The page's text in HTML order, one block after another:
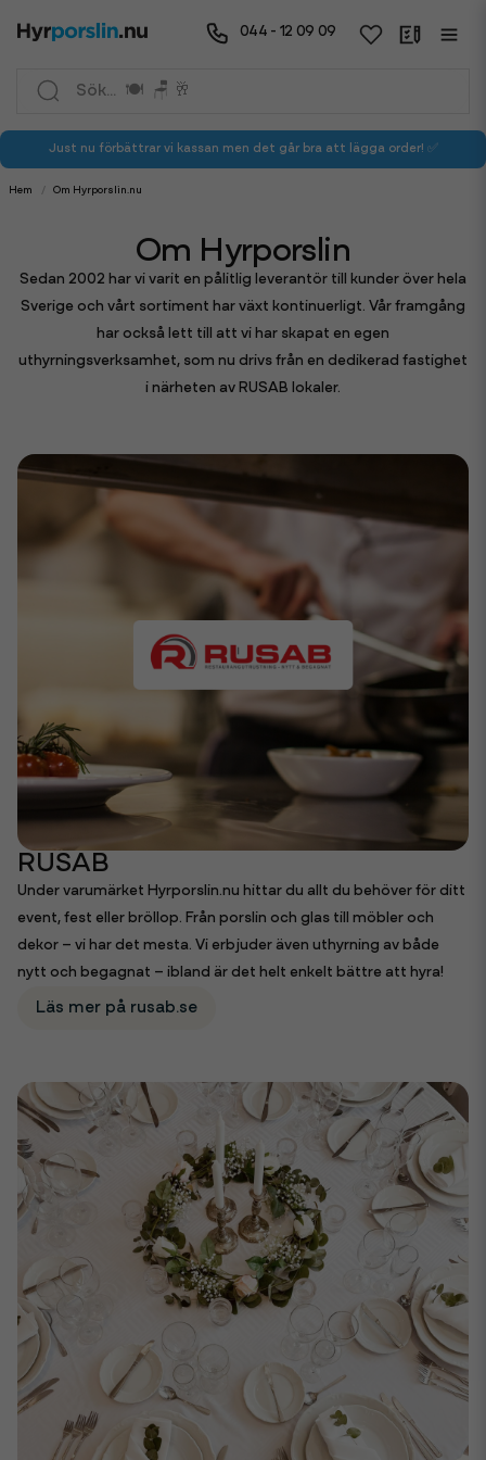
044 - 12 09 09
Just nu förbättrar vi kassan men det går bra att lägga order! ✅
Hem Om Hyrporslin.nu
Om Hyrporslin
Sedan 2002 har vi varit en pålitlig leverantör till kunder över hela
Sverige och vårt sortiment har växt kontinuerligt. Vår framgång
har också lett till att vi har skapat en egen
uthyrningsverksamhet, som nu drivs från en dedikerad fastighet
i närheten av RUSAB lokaler.
RUSAB
Under varumärket Hyrporslin.nu hittar du allt du behöver för ditt
event, fest eller bröllop. Från porslin och glas till möbler och
dekor – vi har det mesta. Vi erbjuder även uthyrning av både
nytt och begagnat – ibland är det helt enkelt bättre att hyra!
Läs mer på rusab.se